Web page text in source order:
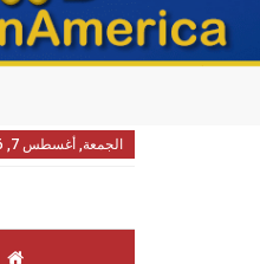
الجمعة, أغسطس 7, 2026